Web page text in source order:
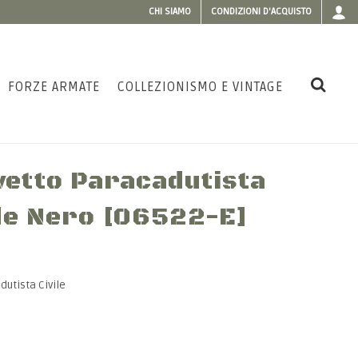
CHI SIAMO CONDIZIONI D'ACQUISTO
FORZE ARMATE COLLEZIONISMO E VINTAGE
Paracadutista
Nero [06522-E]
Civile